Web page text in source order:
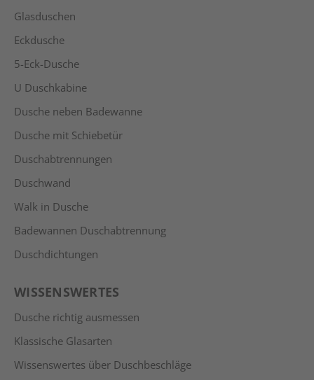
Glasduschen
Eckdusche
5-Eck-Dusche
U Duschkabine
Dusche neben Badewanne
Dusche mit Schiebetür
Duschabtrennungen
Duschwand
Walk in Dusche
Badewannen Duschabtrennung
Duschdichtungen
WISSENSWERTES
Dusche richtig ausmessen
Klassische Glasarten
Wissenswertes über Duschbeschläge